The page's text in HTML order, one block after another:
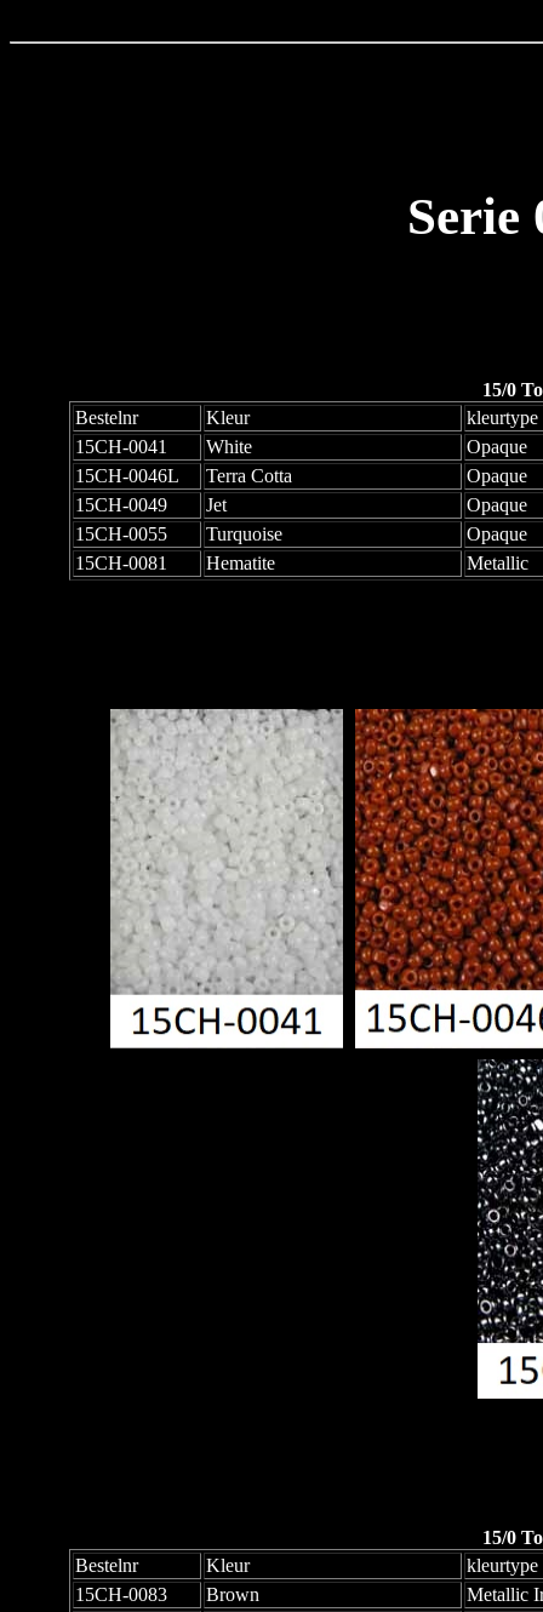
Serie
15/0
Bestelnr
Kleur
kleurtype
15CH-0041
White
Opaque
15CH-0046L
Terra Cotta
Opaque
15CH-0049
Jet
Opaque
15CH-0055
Turquoise
Opaque
15CH-0081
Hematite Metallic
15/0
Bestelnr
Kleur
kleurtype
15CH-0083
Brown Metallic